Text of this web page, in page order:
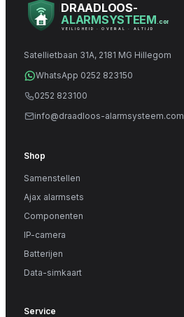
DRAADLOOS-
ALARMSYSTEEM .com
VEILIGHEID · OVERAL · ALTIJD
Satellietbaan 31A, 2181 MG Hillegom
WhatsApp 0252 823150
0252 823100
info@draadloos-alarmsysteem.com
Shop
Samenstellen
Ajax alarmsets
Componenten
IP-camera
Batterijen
Data-simkaart
Service